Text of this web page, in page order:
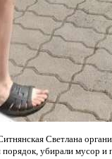
Светлана
убирали мусор